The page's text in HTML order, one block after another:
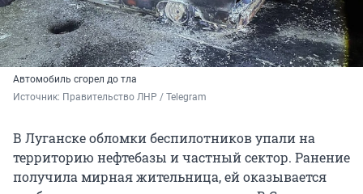
Автомобиль сгорел до тла
Источник: Правительство ЛНР / Telegram
В Луганске обломки беспилотников упали на
территорию нефтебазы и частный сектор. Ранение
получила мирная жительница, ей оказывается